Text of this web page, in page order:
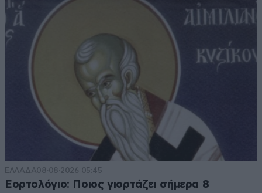
ΕΛΛΑΔΑ08·08·2026 05:45
Εορτολόγιο: Ποιος γιορτάζει σήμερα 8